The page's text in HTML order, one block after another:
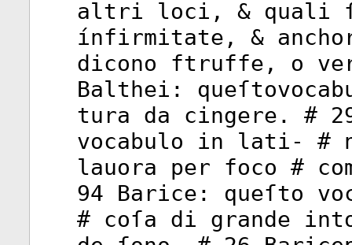
altri loci, & quali
ínfirmitate, &
dicono ftruffe, o
Balthei:
tura da cingere. #
vocabulo in lati- #
lauora per foco #
94 Barice: queſto
# coſa di grande